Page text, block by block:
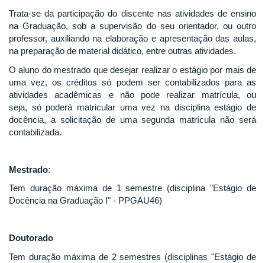
Trata-se da participação do discente nas atividades de ensino
na Graduação, sob a supervisão do seu orientador, ou outro
professor, auxiliando na elaboração e apresentação das aulas,
na preparação de material didático, entre outras atividades.
O aluno do mestrado que desejar realizar o estágio por mais de
uma vez, os créditos só podem ser contabilizados para as
atividades acadêmicas e não pode realizar matrícula, ou
seja, só poderá matricular uma vez na disciplina estágio de
docência, a solicitação de uma segunda matrícula não será
contabilizada.
Mestrado:
Tem duração máxima de 1 semestre (disciplina "Estágio de
Docência na Graduação I" - PPGAU46)
Doutorado
Tem duração máxima de 2 semestres (disciplinas "Estágio de